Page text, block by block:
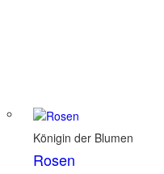
Königin der Blumen
Rosen